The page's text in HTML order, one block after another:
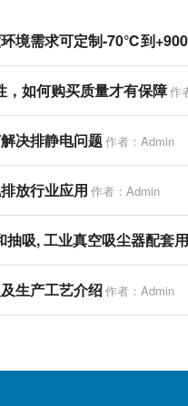
环境需求可定制-70℃到
，如何购买质量才有保障作
决排静电问题作者：Admin
放行业应用 作者：Admin
吸, 工业真空吸尘器配套
生产工艺介绍作者：Admin